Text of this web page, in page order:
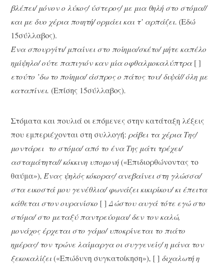
βλέπει/ μόνον ο λύκος/ ύστερος/ με μια θηλή στο στόμα//
και με δυο χέρια ποιητή/ ορμάει και τ’ αρπάζει. (Εδώ
15σύλλαβος).
Ένα σπουργίτι/ μπαίνει στο ποίημα/σκέτο/ μήτε καπέλο
ημίψηλο/ ούτε παπιγιόν καν μία οφθαλμοκαλύπτρα[ ]
ετούτο ’δω το ποίημα/ άσπρος ο πάτος του/ διψά// όλη με
καταπίνει.(Επίσης 15σύλλαβος).
Στόματα και πουλιά οι επόμενες στην κατάταξη λέξεις
που εμπεριέχονται στη συλλογή: ράβει τα χέρια Της/
μοντάρει το στόμα/ από το ένα Της μάτι τρέχει/
ασταμάτητα// κόκκινη υπομονή(«Επιδιορθώνοντας το
θαύμα»),Ένας ψηλός κόκορας/ ανεβαίνει στη γλώσσα/
στα εικοστά μου γενέθλια/ φωνάζει κικιρίκου/ κι έπειτα
κάθεται στον ουρανίσκο [ ]Δώστου αυγά τότε εγώ στο
στόμα/ στο μεταξύ παντρεύομαι/ δεν τον καλώ,
μονάχος έρχεται στο γάμο/ υποκρίνεται το πιάτο
ημέρας/ τον τρώνε λαίμαργα οι συγγενείς/ η μάνα τον
ξεκοκαλίζει(«Επώδυνη συγκατοίκηση»), [ ] διχαλωτή η